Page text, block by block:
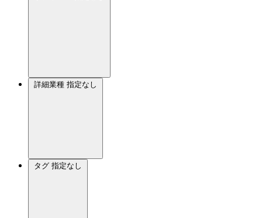
詳細業種 指定なし
タグ 指定なし